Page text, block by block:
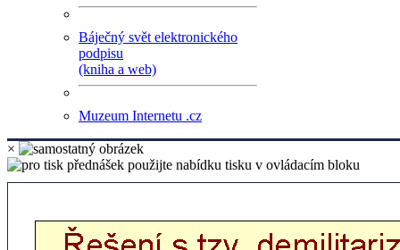
Báječný svět elektronického
podpisu
(kniha a web)
Muzeum Internetu .cz
×